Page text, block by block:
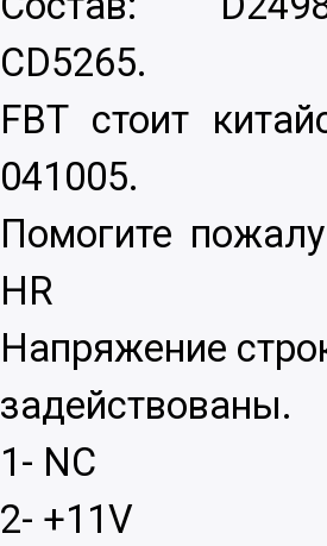
CD5265.
FBT стоит
041005.
Помогите
HR
Напряжение
задействованы.
1- NC
2- +11V